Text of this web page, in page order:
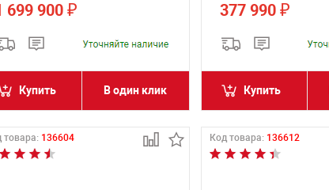
699 900 ₽
Купить В один клик
377 990 ₽
Купить
товара: 136604 Код товара: 136612